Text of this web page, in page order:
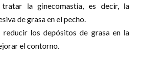
tratar la ginecomastia, es decir, la
de grasa en el pecho.
los depósitos de grasa en la
el contorno.